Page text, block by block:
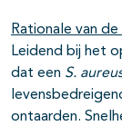
Rationale van
Leidend bij het
dat een S.
ontaarden.